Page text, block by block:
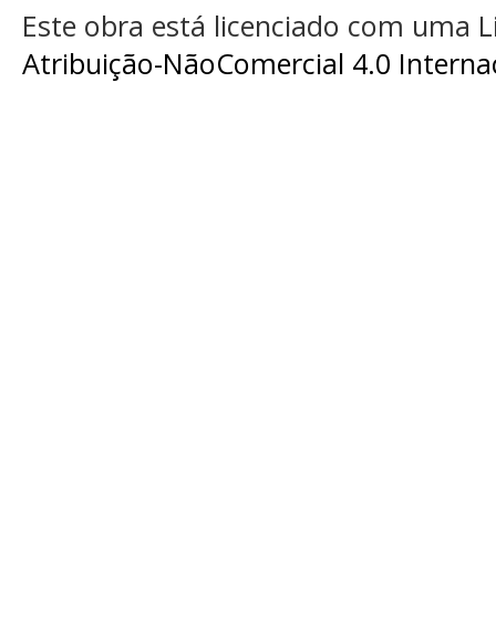
Este obra está licenciado com uma
Atribuição-NãoComercial 4.0